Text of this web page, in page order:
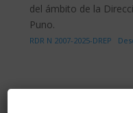
del ámbito de la
Puno.
RDR N 2007-2025-DREP